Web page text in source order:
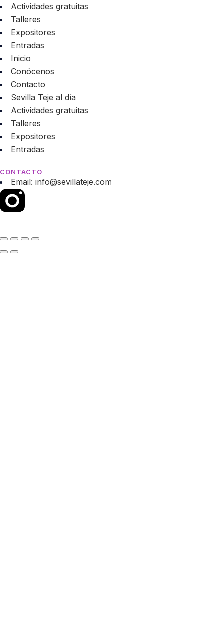
Actividades gratuitas
Talleres
Expositores
Entradas
Inicio
Conócenos
Contacto
Sevilla Teje al día
Actividades gratuitas
Talleres
Expositores
Entradas
CONTACTO
Email: info@sevillateje.com